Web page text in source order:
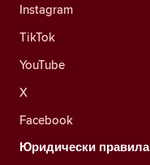
Instagram
TikTok
YouTube
X
Facebook
Юридически правила